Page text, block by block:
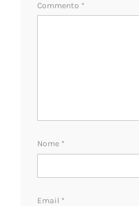
Commento *
Nome *
Email *